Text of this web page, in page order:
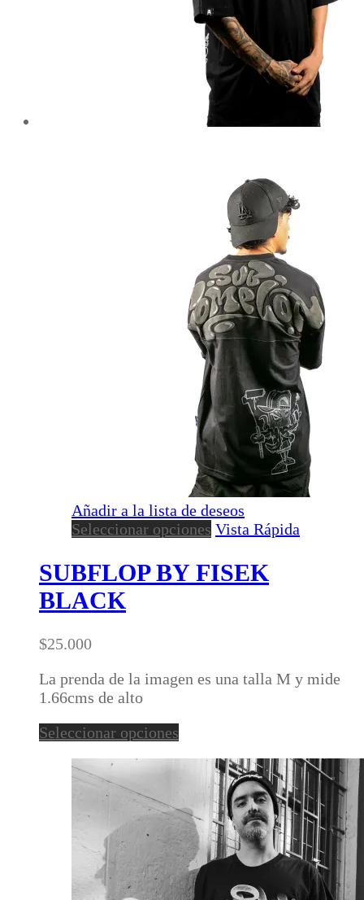
Añadir a la lista de deseos
Seleccionar opciones Este
tiene
múltiples
pueden
de
producto
Vista Rápida
SUBFLOP BY FISEK
BLACK
$25.000
La prenda de la imagen es una talla M y mide
1.66cms de alto
Seleccionar opciones
múltiples
variantes.
Las
opciones
se
pueden